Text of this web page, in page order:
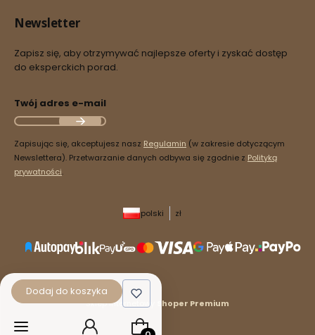
Newsletter
Zapisz się, aby otrzymywać najlepsze oferty i zyskać dostęp
do eksperckich porad.
Twój adres e-mail
Zapisując się, akceptujesz nasz Regulamin (w zakresie dotyczącym
Newslettera). Przetwarzanie danych odbywa się zgodnie z Polityką
prywatności.
polski zł
Sklep internetowy Shoper Premium
Dodaj do koszyka
Produkty w koszyku: 0. Zobacz